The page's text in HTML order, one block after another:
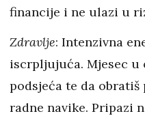
financije i ne ulazi u
Zdravlje: Intenzivna
iscrpljujuća. Mjesec u
podsjeća te da obratiš
radne navike. Pripazi